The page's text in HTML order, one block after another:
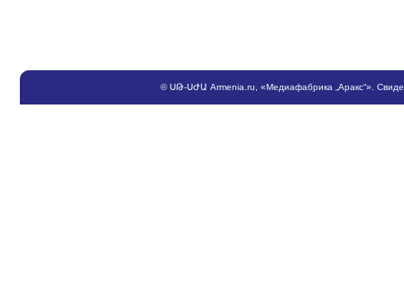
©ՍԹ-ՍԺԱ Armenia.ru , «Медиафабрика „Аракс“».